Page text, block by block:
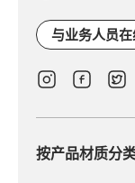
与业务人员
按产品材质分